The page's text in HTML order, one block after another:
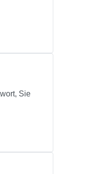
Sie